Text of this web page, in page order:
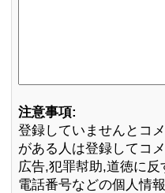
注意事項:
登録していませんとコ
がある人は登録してコ
広告,犯罪幇助,道徳に
電話番号などの個人情